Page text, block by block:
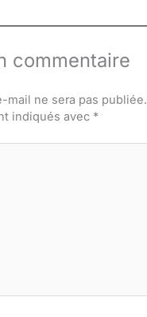
commentaire
mail ne sera pas publiée.
indiqués avec *